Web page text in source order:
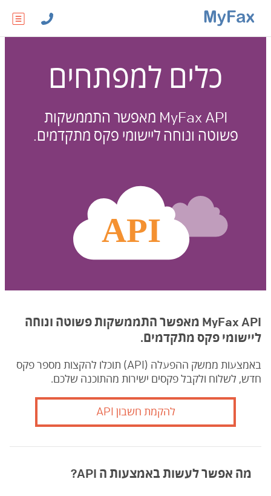
כלים למפתחים
MyFax API מאפשר התממשקות
פשוטה ונוחה ליישומי פקס מתקדמים.
MyFax API מאפשר התממשקות פשוטה ונוחה
ליישומי פקס מתקדמים.
באמצעות ממשק ההפעלה (API) תוכלו להקצות מספר פקס
חדש, לשלוח ולקבל פקסים ישירות מהתוכנה שלכם.
להקמת חשבון API
מה אפשר לעשות באמצעות ה API?